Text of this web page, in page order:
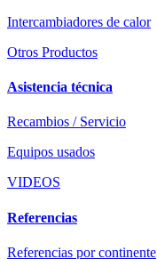
Intercambiadores de calor
Otros Productos
Asistencia técnica
Recambios / Servicio
Equipos usados
VIDEOS
Referencias
Referencias por continente